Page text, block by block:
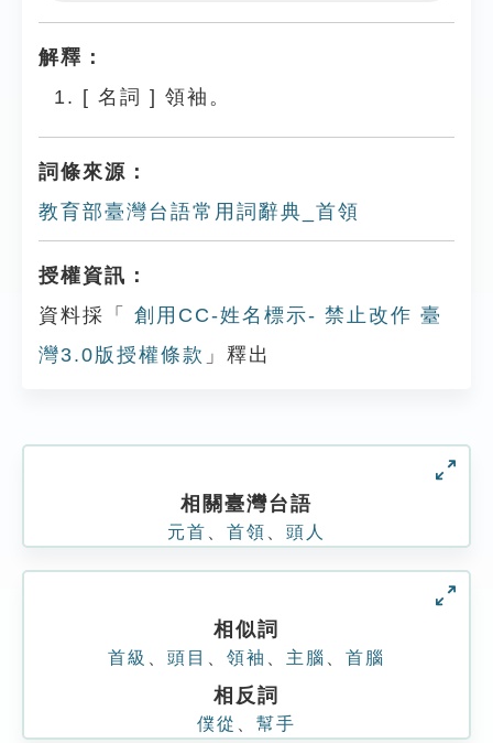
解釋：
[ 名詞 ] 領袖。
詞條來源：
教育部臺灣台語常用詞辭典_首領
授權資訊：
資料採「
創用CC-姓名標示- 禁止改作 臺
灣3.0版授權條款 」釋出
相關臺灣台語
元首 首領 頭人
相似詞
首級 頭目 領袖 主腦 首腦
相反詞
僕從 幫手